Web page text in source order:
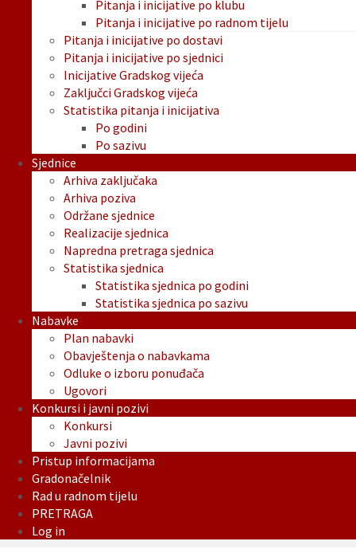
Pitanja i inicijative po klubu
Pitanja i inicijative po radnom tijelu
Pitanja i inicijative po dostavi
Pitanja i inicijative po sjednici
Inicijative Gradskog vijeća
Zaključci Gradskog vijeća
Statistika pitanja i inicijativa
Po godini
Po sazivu
Sjednice
Arhiva zaključaka
Arhiva poziva
Održane sjednice
Realizacije sjednica
Napredna pretraga sjednica
Statistika sjednica
Statistika sjednica po godini
Statistika sjednica po sazivu
Nabavke
Plan nabavki
Obavještenja o nabavkama
Odluke o izboru ponuđača
Ugovori
Konkursi i javni pozivi
Konkursi
Javni pozivi
Pristup informacijama
Gradonačelnik
Rad u radnom tijelu
PRETRAGA
Log in